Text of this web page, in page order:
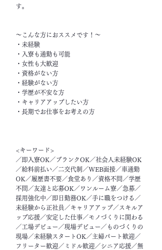
す。
～こんな方におススメです！～
・未経験
・入寮も通勤も可能
・女性も大歓迎
・資格がない方
・経験がない方
・学歴が不安な方
・キャリアアップしたい方
・長期でお仕事をお考えの方
<キーワード>
／即入寮OK／ブランクOK／社会人未経験OK
／給料前払い／二交代制／WEB面接／車通勤
OK／履歴書不要／食堂あり／資格不問／学歴
不問／友達と応募OK／ワンルーム寮／急募／
採用強化中／即日勤務OK／手に職をつける／
未経験から正社員／キャリアアップ／スキルア
ップ応援／安定した仕事／モノづくりに関わる
／工場デビュー／現場デビュー／ものづくりの
現場／未経験スタートOK／主婦パート歓迎／
フリーター歓迎／ミドル歓迎／シニア応援／無